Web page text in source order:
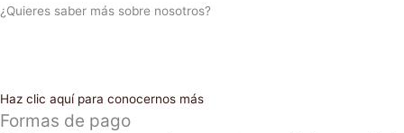
¿Quieres saber más sobre nosotros?
Haz clic aquí para conocernos más
Formas de pago